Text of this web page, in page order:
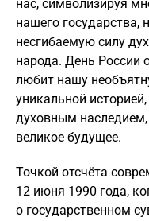
нас, символизируя
нашего государства,
несгибаемую силу
народа. День России
любит нашу
уникальной
духовным наследием,
великое будущее.
Точкой отсчёта
12 июня 1990 года,
о государственном